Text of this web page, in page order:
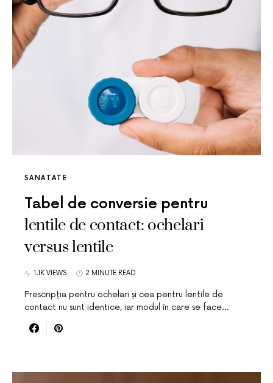
SANATATE
Tabel de conversie pentru
lentile de contact: ochelari
versus lentile
1.1K VIEWS 2 MINUTE READ
Prescripția pentru ochelari și cea pentru lentile de
contact nu sunt identice, iar modul în care se face…